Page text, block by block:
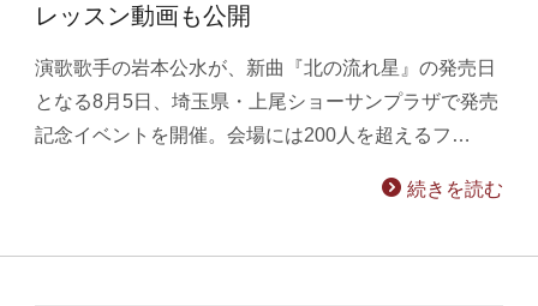
レッスン動画も公開
演歌歌手の岩本公水が、新曲『北の流れ星』の発売日
となる8月5日、埼玉県・上尾ショーサンプラザで発売
記念イベントを開催。会場には200人を超えるフ…
続きを読む